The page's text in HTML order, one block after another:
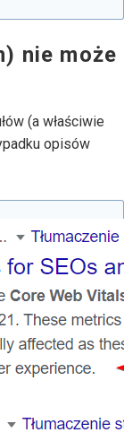
nie może
(a właściwie
opisów